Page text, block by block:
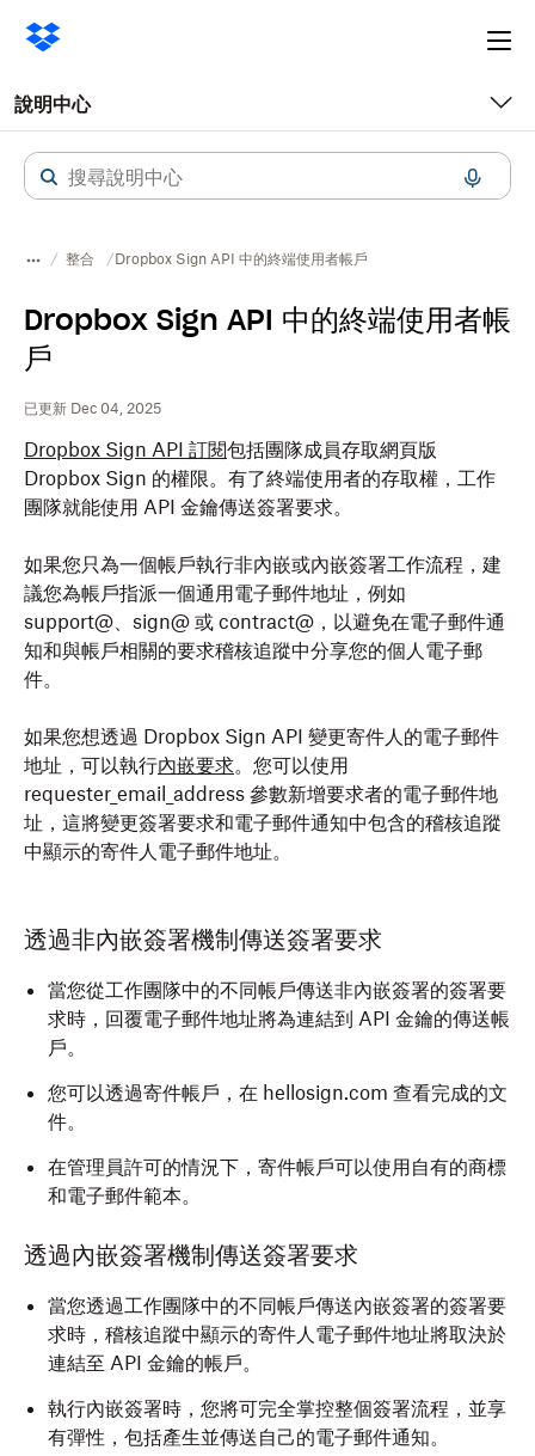
說明中心
整合 Dropbox Sign API 中的終端使用者帳戶
Dropbox Sign API 中的終端使用者帳
戶
已更新 Dec 04, 2025
Dropbox Sign API 訂閱包括團隊成員存取網頁版
Dropbox Sign 的權限。有了終端使用者的存取權，工作
團隊就能使用 API 金鑰傳送簽署要求。
如果您只為一個帳戶執行非內嵌或內嵌簽署工作流程，建
議您為帳戶指派一個通用電子郵件地址，例如
support@、sign@ 或 contract@，以避免在電子郵件通
知和與帳戶相關的要求稽核追蹤中分享您的個人電子郵
件。
如果您想透過 Dropbox Sign API 變更寄件人的電子郵件
地址，可以執行內嵌要求。您可以使用
requester_email_address 參數新增要求者的電子郵件地
址，這將變更簽署要求和電子郵件通知中包含的稽核追蹤
中顯示的寄件人電子郵件地址。
透過非內嵌簽署機制傳送簽署要求
當您從工作團隊中的不同帳戶傳送非內嵌簽署的簽署要
求時， 回覆電子郵件地址將為連結到 API 金鑰的傳送帳
戶。
您可以透過寄件帳戶，在 hellosign.com 查看完成的文
件。
在管理員許可的情況下，寄件帳戶可以使用自有的商標
和電子郵件範本。
透過內嵌簽署機制傳送簽署要求
當您透過工作團隊中的不同帳戶傳送內嵌簽署的簽署要
求時，稽核追蹤中顯示的寄件人電子郵件地址將取決於
連結至 API 金鑰的帳戶。
執行內嵌簽署時，您將可完全掌控整個簽署流程，並享
有彈性，包括產生並傳送自己的電子郵件通知。